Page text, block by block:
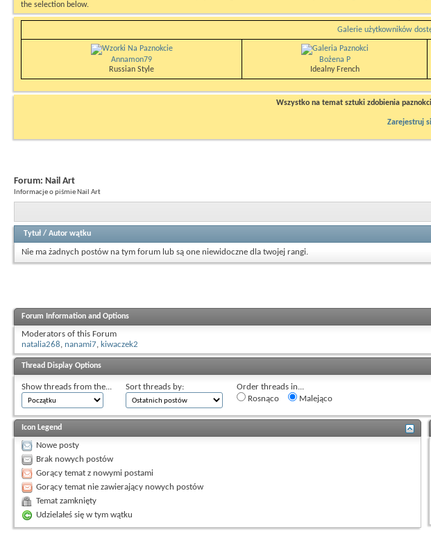
the selection below.
Galerie użytkowników
Annamon79
Russian Style
Bożena P
Idealny French
Wszystko na temat sztuki zdobienia
Zarejestruj
Forum: Nail Art
Informacje o piśmie Nail Art
Tytuł / Autor wątku
Nie ma żadnych postów na tym forum lub są one niewidoczne dla twojej rangi.
Forum Information and Options
Moderators of this Forum
natalia268, nanami7, kiwaczek2
Thread Display Options
Show threads from the... Sort threads by:
Order threads in...
Rosnąco
Malejąco
Icon Legend
Nowe posty
Brak nowych postów
Gorący temat z nowymi postami
Gorący temat nie zawierający nowych postów
Temat zamknięty
Udzielałeś się w tym wątku